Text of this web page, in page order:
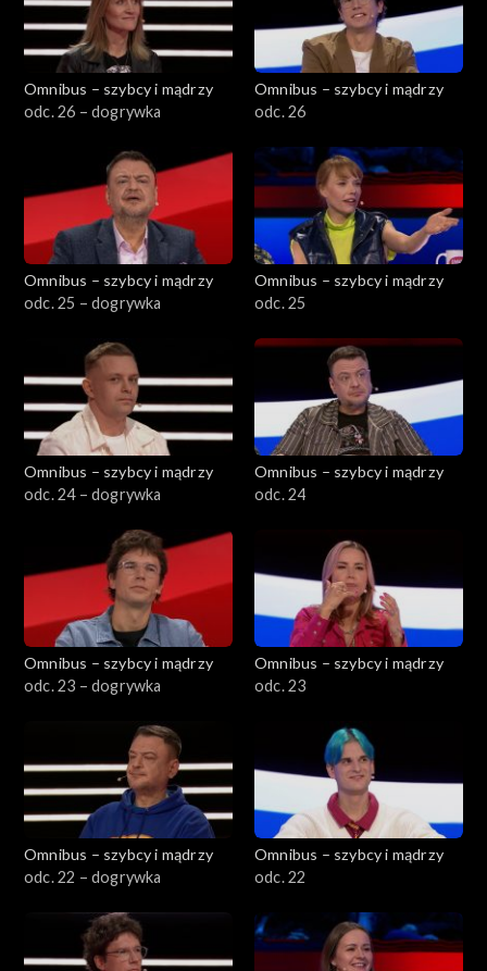
Omnibus – szybcy i mądrzy
odc. 26 – dogrywka
Omnibus – szybcy i mądrzy
odc. 26
Omnibus – szybcy i mądrzy
odc. 25 – dogrywka
Omnibus – szybcy i mądrzy
odc. 25
Omnibus – szybcy i mądrzy
odc. 24 – dogrywka
Omnibus – szybcy i mądrzy
odc. 24
Omnibus – szybcy i mądrzy
odc. 23 – dogrywka
Omnibus – szybcy i mądrzy
odc. 23
Omnibus – szybcy i mądrzy
odc. 22 – dogrywka
Omnibus – szybcy i mądrzy
odc. 22